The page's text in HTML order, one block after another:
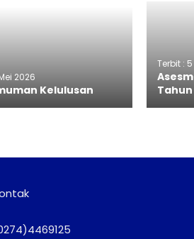
2026
Kelulusan
Terbit :
Tahun